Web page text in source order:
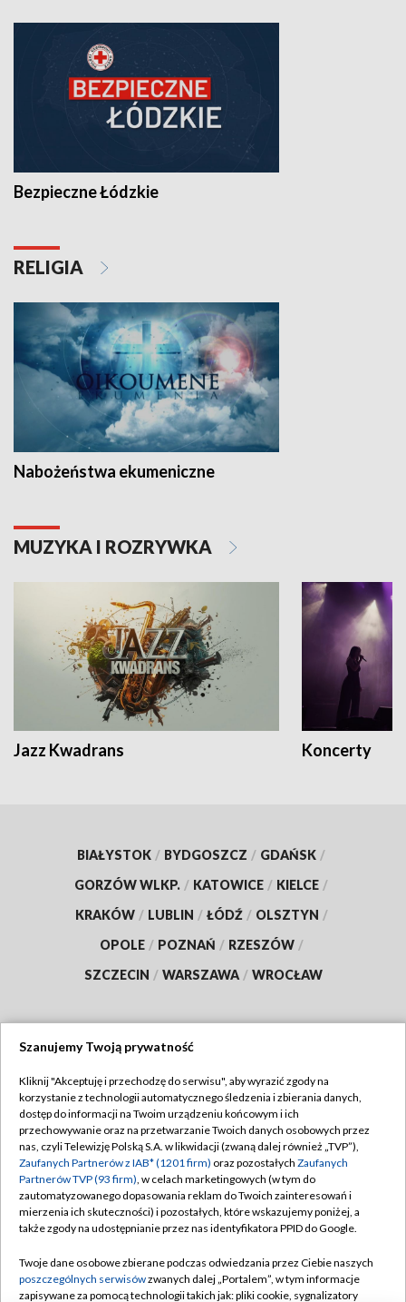
Bezpieczne Łódzkie
RELIGIA
Nabożeństwa ekumeniczne
MUZYKA I ROZRYWKA
Jazz Kwadrans Koncerty
BIAŁYSTOK / BYDGOSZCZ / GDAŃSK /
GORZÓW WLKP. / KATOWICE / KIELCE /
KRAKÓW / LUBLIN / ŁÓDŹ / OLSZTYN /
OPOLE / POZNAŃ / RZESZÓW /
SZCZECIN / WARSZAWA / WROCŁAW
TVP
Abonament TVP
Emisja w TVP
Centrum informacji TVP
Naziemna Telewizja Cyfrowa
Rada Programowa
Regulamin TVP
Polityka prywatności
Moje zgody
Pomoc
Kontakt
Szanujemy Twoją prywatność
Kliknij "Akceptuję i przechodzę do serwisu", aby wyrazić zgody na
korzystanie z technologii automatycznego śledzenia i zbierania danych,
dostęp do informacji na Twoim urządzeniu końcowym i ich
przechowywanie oraz na przetwarzanie Twoich danych osobowych przez
nas, czyli Telewizję Polską S.A. w likwidacji (zwaną dalej również „TVP”),
Zaufanych Partnerów z IAB* (1201 firm) oraz pozostałych Zaufanych
Partnerów TVP (93 firm), w celach marketingowych (w tym do
zautomatyzowanego dopasowania reklam do Twoich zainteresowań i
mierzenia ich skuteczności) i pozostałych, które wskazujemy poniżej, a
także zgody na udostępnianie przez nas identyfikatora PPID do Google.
Twoje dane osobowe zbierane podczas odwiedzania przez Ciebie naszych
poszczególnych serwisówzwanych dalej „Portalem”, w tym informacje
zapisywane za pomocą technologii takich jak: pliki cookie, sygnalizatory